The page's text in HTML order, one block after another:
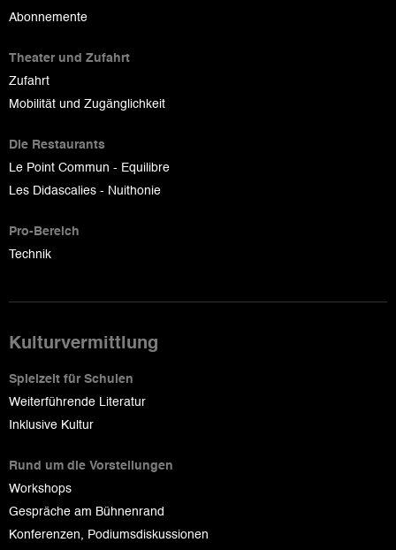
Abonnemente
Theater und Zufahrt
Zufahrt
Mobilität und Zugänglichkeit
Die Restaurants
Le Point Commun - Equilibre
Les Didascalies - Nuithonie
Pro-Bereich
Technik
Kulturvermittlung
Spielzeit für Schulen
Weiterführende Literatur
Inklusive Kultur
Rund um die Vorstellungen
Workshops
Gespräche am Bühnenrand
Konferenzen, Podiumsdiskussionen